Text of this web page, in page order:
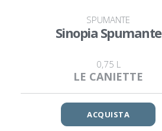
SPUMANTE
Sinopia Spumante
0,75 L
LE CANIETTE
ACQUISTA